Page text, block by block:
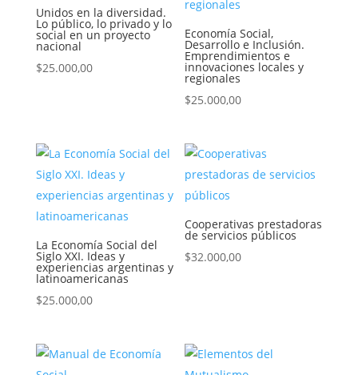
Unidos en la diversidad.
Lo público, lo privado y lo
social en un proyecto
nacional
$25.000,00
Economía Social,
Desarrollo e Inclusión.
Emprendimientos e
innovaciones locales y
regionales
$25.000,00
La Economía Social del
Siglo XXI. Ideas y
experiencias argentinas y
latinoamericanas
$25.000,00
Cooperativas prestadoras
de servicios públicos
$32.000,00